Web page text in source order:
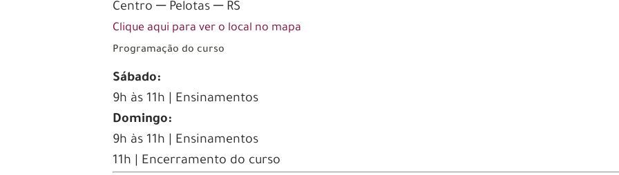
Centro ─ Pelotas ─ RS
Clique aqui para ver o local no mapa
Programação do curso
Sábado:
9h às 11h | Ensinamentos
Domingo:
9h às 11h | Ensinamentos
11h | Encerramento do curso